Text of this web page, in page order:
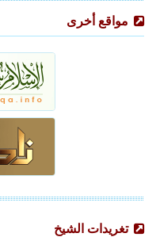
مواقع أخرى
تغريدات الشيخ